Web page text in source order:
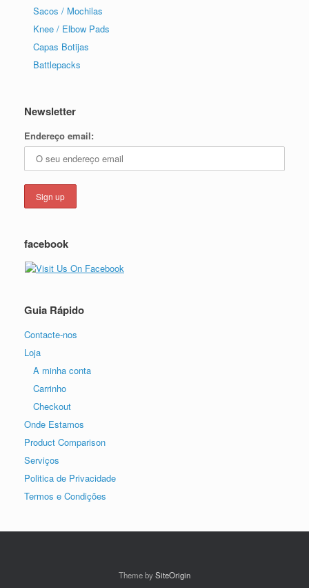
Sacos / Mochilas
Knee / Elbow Pads
Capas Botijas
Battlepacks
Newsletter
Endereço email:
facebook
Guia Rápido
Contacte-nos
Loja
A minha conta
Carrinho
Checkout
Onde Estamos
Product Comparison
Serviços
Politica de Privacidade
Termos e Condições
Theme bySiteOrigin